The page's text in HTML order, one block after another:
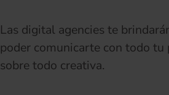
Las digital agencies te
poder comunicarte con todo tu
sobre todo creativa.